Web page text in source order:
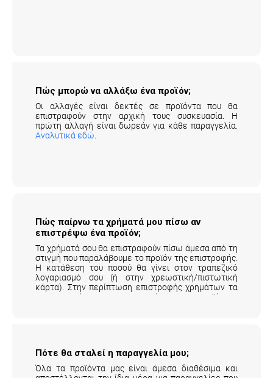
Πώς μπορώ να αλλάξω ένα προϊόν;
Οι αλλαγές είναι δεκτές σε προϊόντα που θα
επιστραφούν στην αρχική τους συσκευασία. Η
πρώτη αλλαγή είναι δωρεάν για κάθε παραγγελία.
Αναλυτικά εδώ
Πώς παίρνω τα χρήματά μου πίσω αν
επιστρέψω ένα προϊόν;
Τα χρήματά σου θα επιστραφούν πίσω άμεσα από τη
στιγμή που παραλάβουμε το προϊόν της επιστροφής.
Η κατάθεση του ποσού θα γίνει στον τραπεζικό
λογαριασμό σου (ή στην χρεωστική/πιστωτική
κάρτα). Στην περίπτωση επιστροφής χρημάτων τα
μεταφορικά της επιστροφής του προϊόντος
Πότε θα σταλεί η παραγγελία μου;
Όλα τα προϊόντα μας είναι άμεσα διαθέσιμα και